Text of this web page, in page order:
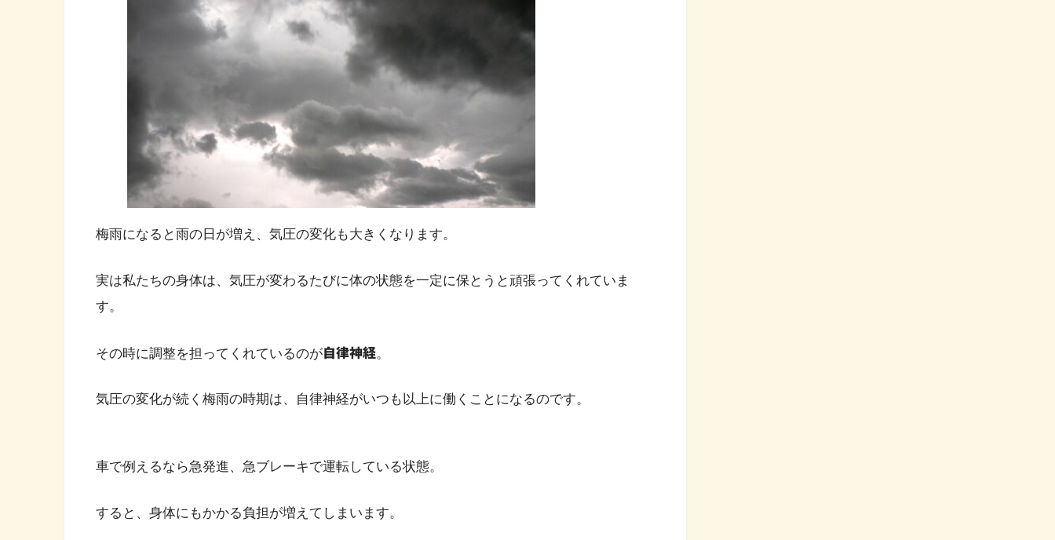
梅雨になると雨の日が増え、気圧の変化も大きくなります。
実は私たちの身体は、気圧が変わるたびに体の状態を一定に保とうと頑張ってくれていま
す。
その時に調整を担ってくれているのが自律神経。
気圧の変化が続く梅雨の時期は、自律神経がいつも以上に働くことになるのです。
車で例えるなら急発進、急ブレーキで運転している状態。
すると、身体にもかかる負担が増えてしまいます。